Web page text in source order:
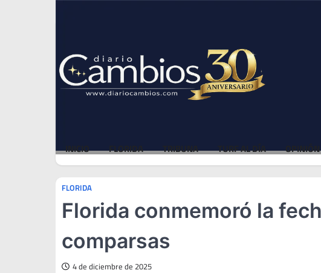
INICIO FLORIDA TRIBUNA TURF AL DÍA OPINIÓN
FLORIDA
Florida conmemoró la
comparsas
4 de diciembre de 2025